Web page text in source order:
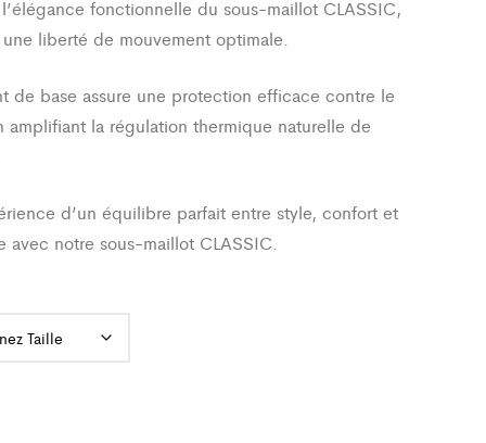
fonctionnelle du sous-maillot CLASSIC,
liberté de mouvement optimale.
de base assure une protection efficace contre le
amplifiant la régulation thermique naturelle de
d’un équilibre parfait entre style, confort et
avec notre sous-maillot CLASSIC.